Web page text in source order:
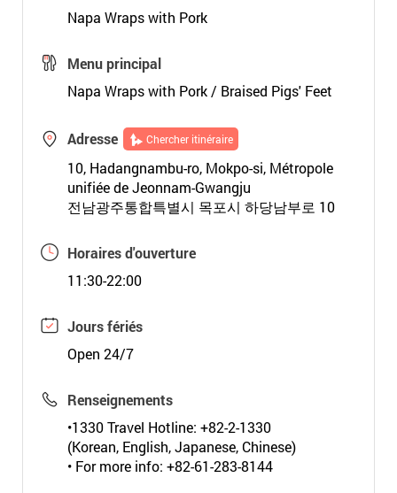
Napa Wraps with Pork
Menu principal
Napa Wraps with Pork / Braised Pigs' Feet
Adresse Chercher itinéraire
10, Hadangnambu-ro, Mokpo-si, Métropole
unifiée de Jeonnam-Gwangju
전남광주통합특별시 목포시 하당남부로 10
Horaires d'ouverture
11:30-22:00
Jours fériés
Open 24/7
Renseignements
•1330 Travel Hotline: +82-2-1330
(Korean, English, Japanese, Chinese)
• For more info: +82-61-283-8144